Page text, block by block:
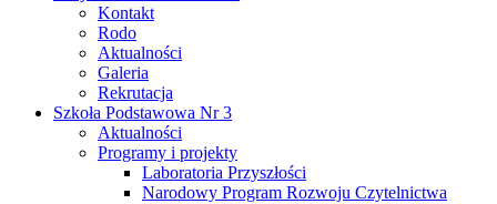
Kontakt
Rodo
Aktualności
Galeria
Rekrutacja
Szkoła Podstawowa Nr 3
Aktualności
Programy i projekty
Laboratoria Przyszłości
Narodowy Program Rozwoju Czytelnictwa